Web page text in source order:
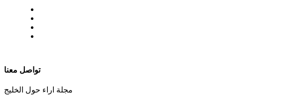
تواصل معنا
مجلة اراء حول الخليج